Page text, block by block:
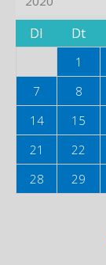
Dl Dt
1
7
8
14
15
21
22
28
29